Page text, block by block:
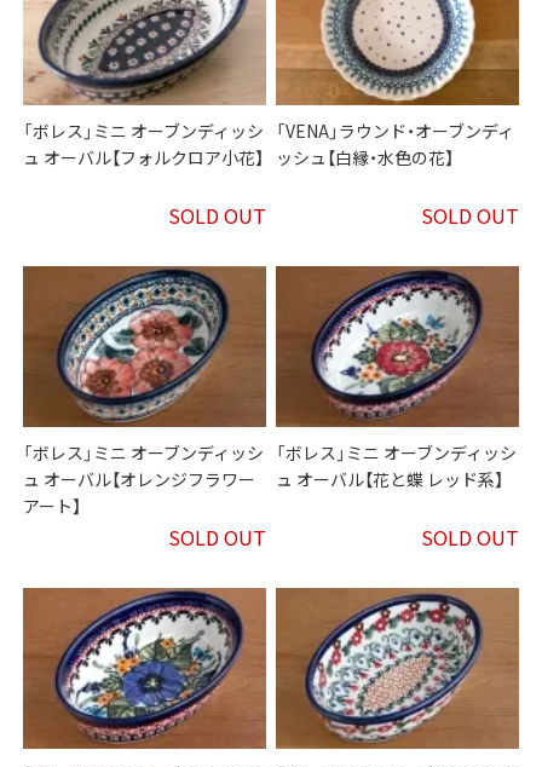
「ボレス」ミニ オーブンディッシ
ュ オーバル【フォルクロア小花】
SOLD OUT
「VENA」ラウンド・オーブンディ
ッシュ【白縁・水色の花】
SOLD OUT
「ボレス」ミニ オーブンディッシ
ュ オーバル【オレンジフラワー
アート】
SOLD OUT
「ボレス」ミニ オーブンディッシ
ュ オーバル【花と蝶 レッド系】
SOLD OUT